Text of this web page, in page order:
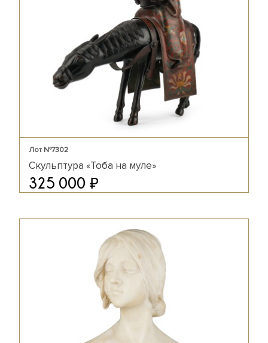
Лот №7302
Скульптура «Тоба на муле»
325 000 ₽